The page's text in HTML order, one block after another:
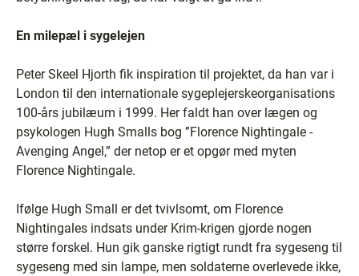
En milepæl i sygelejen
Peter Skeel Hjorth fik inspiration til projektet, da han var i
London til den internationale sygeplejerskeorganisations
100-års jubilæum i 1999. Her faldt han over lægen og
psykologen Hugh Smalls bog ”Florence Nightingale -
Avenging Angel,” der netop er et opgør med myten
Florence Nightingale.
Ifølge Hugh Small er det tvivlsomt, om Florence
Nightingales indsats under Krim-krigen gjorde nogen
større forskel. Hun gik ganske rigtigt rundt fra sygeseng til
sygeseng med sin lampe, men soldaterne overlevede ikke,